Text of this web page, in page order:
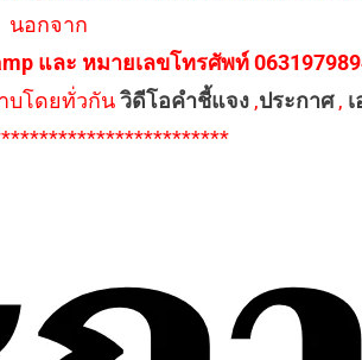
นอกจาก
และ หมายเลขโทรศัพท์
บโดยทั่วกันวิดีโอคำชี้แจง,ประกาศ,